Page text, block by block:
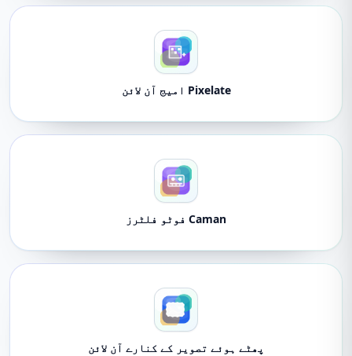
Pixelate امیج آن لائن
Caman فوٹو فلٹرز
پھٹے ہوئے تصویر کے کنارے آن لائن